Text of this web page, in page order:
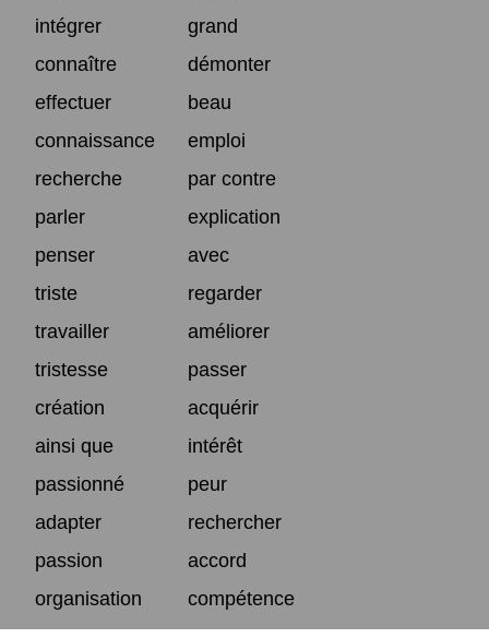
intégrer
grand
connaître
démonter
effectuer
beau
connaissance
emploi
recherche
par contre
parler
explication
penser
avec
triste
regarder
travailler
améliorer
tristesse
passer
création
acquérir
ainsi que
intérêt
passionné
peur
adapter
rechercher
passion
accord
organisation
compétence